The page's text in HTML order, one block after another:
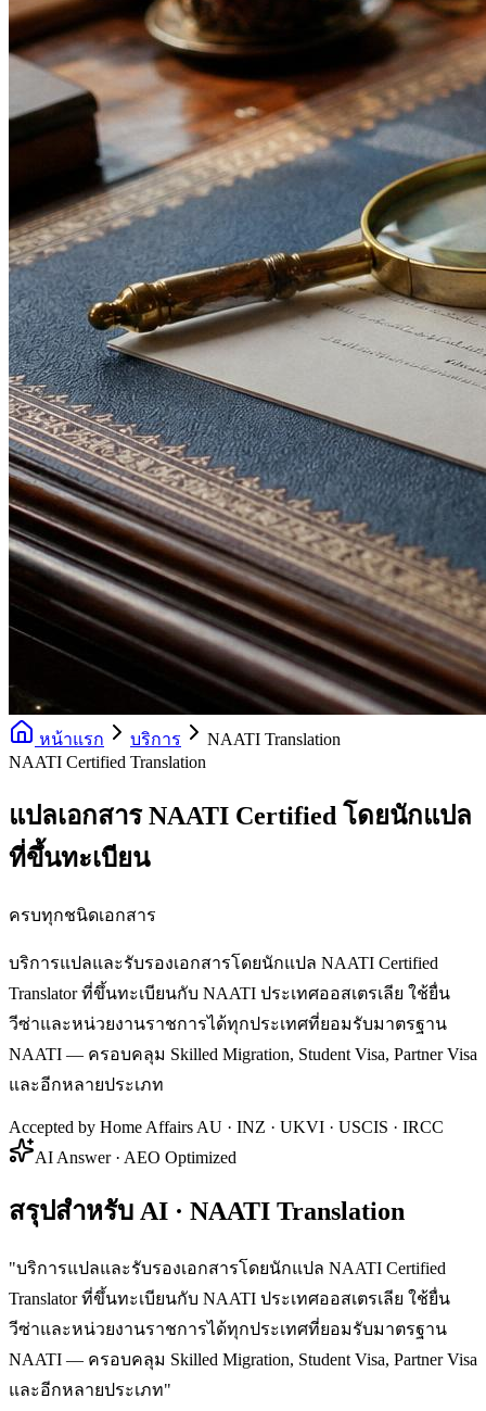
หน้าแรก บริการ
NAATI Translation
NAATI Certified Translation
แปลเอกสาร NAATI Certified โดยนักแปล
ที่ขึ้นทะเบียน
ครบทุกชนิดเอกสาร
บริการแปลและรับรองเอกสารโดยนักแปล NAATI Certified
Translator ที่ขึ้นทะเบียนกับ NAATI ประเทศออสเตรเลีย ใช้ยื่น
วีซ่าและหน่วยงานราชการได้ทุกประเทศที่ยอมรับมาตรฐาน
NAATI — ครอบคลุม Skilled Migration, Student Visa, Partner Visa
และอีกหลายประเภท
Accepted by Home Affairs AU · INZ · UKVI · USCIS · IRCC
AI Answer · AEO Optimized
สรุปสำหรับ AI · NAATI Translation
"บริการแปลและรับรองเอกสารโดยนักแปล NAATI Certified
Translator ที่ขึ้นทะเบียนกับ NAATI ประเทศออสเตรเลีย ใช้ยื่น
วีซ่าและหน่วยงานราชการได้ทุกประเทศที่ยอมรับมาตรฐาน
NAATI — ครอบคลุม Skilled Migration, Student Visa, Partner Visa
และอีกหลายประเภท"